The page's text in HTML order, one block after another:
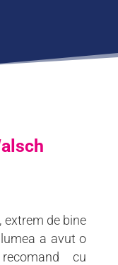
extrem de bine
a avut o
cu